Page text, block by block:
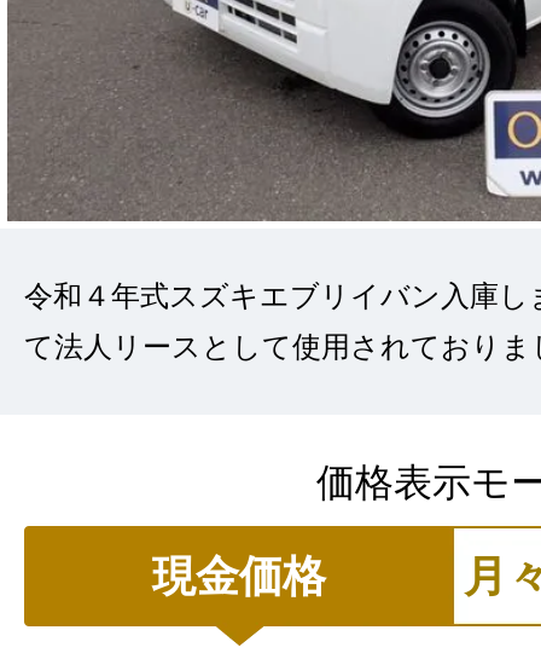
令和４年式スズキエブリイバン入庫
て法人リースとして使用されておりま
価格表示モ
現金価格 月